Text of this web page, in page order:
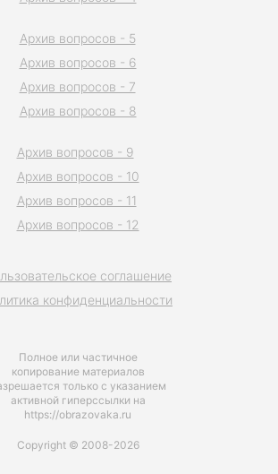
Полное или частичное
копирование материалов
только с указанием
активной гиперссылки на
https://obrazovaka.ru
соглашение
конфиденциальности
Архив вопросов - 5
Архив вопросов - 6
Архив вопросов - 7
Архив вопросов - 8
Архив вопросов - 9
Архив вопросов - 10
Архив вопросов - 11
Архив вопросов - 12
Copyright © 2008-2026